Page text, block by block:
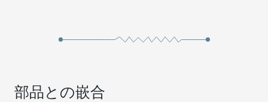
部品との嵌合